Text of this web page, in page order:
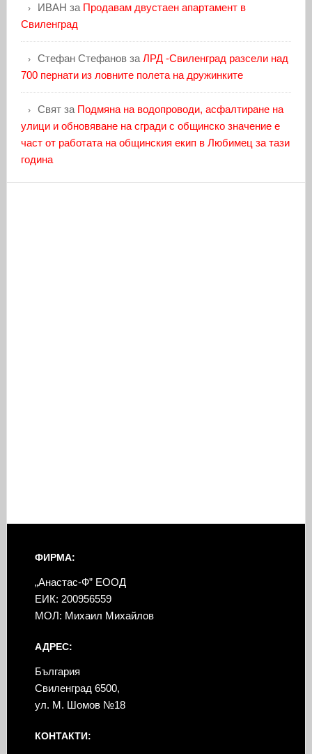
ИВАН за Продавам двустаен апартамент в
Свиленград
Стефан Стефановза ЛРД -Свиленград разсели над
700 пернати из ловните полета на дружинките
Святза Подмяна на водопроводи, асфалтиране на
улици и обновяване на сгради с общинско значение е
част от работата на общинския екип в Любимец за тази
година
ФИРМА:
„Анастас-Ф” ЕООД
ЕИК: 200956559
МОЛ: Михаил Михайлов
АДРЕС:
България
Свиленград 6500,
ул. М. Шомов №18
КОНТАКТИ: